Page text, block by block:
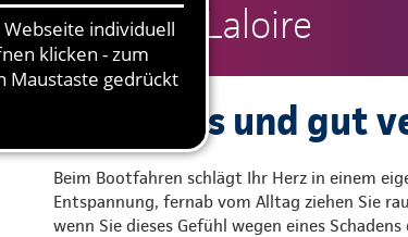
Michael Laloire
Leinen los und gut
Beim Bootfahren schlägt Ihr Herz in einem
Entspannung, fernab vom Alltag ziehen Sie
wenn Sie dieses Gefühl wegen eines